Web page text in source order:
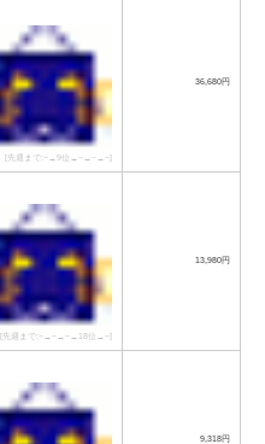
[先週まで:−→9位→−→−→−]
36,680円
[先週まで:−→−→−→18位→−]
13,980円
9,318円